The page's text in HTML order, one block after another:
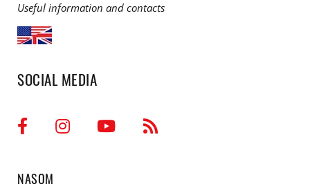
Useful information and contacts
SOCIAL MEDIA
NASOM